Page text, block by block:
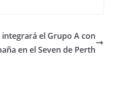
integrará el Grupo A con
en el Seven de Perth